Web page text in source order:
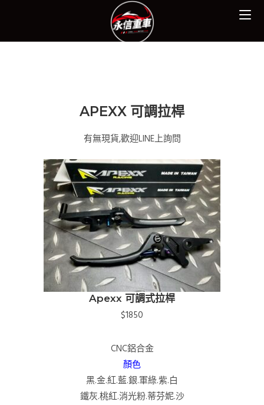
APEXX 可調拉桿
有無現貨,歡迎LINE上詢問
Apexx 可調式拉桿
$1850
CNC鋁合金
顏色
黑.金.紅.藍.銀.軍綠.紫.白
鐵灰.桃紅.消光粉.蒂芬妮.沙